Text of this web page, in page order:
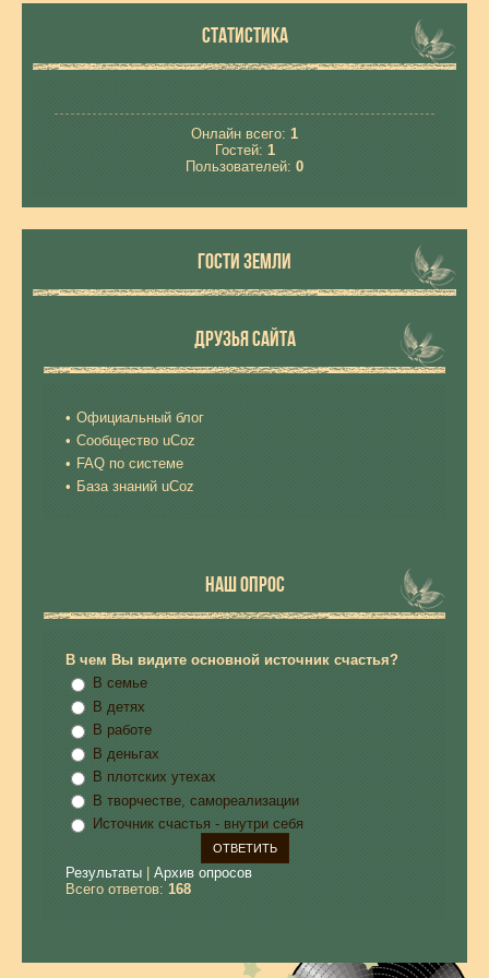
СТАТИСТИКА
Онлайн всего: 1
Гостей: 1
Пользователей: 0
ГОСТИ ЗЕМЛИ
ДРУЗЬЯ САЙТА
Официальный блог
Сообщество uCoz
FAQ по системе
База знаний uCoz
НАШ ОПРОС
В чем Вы видите основной источник счастья?
В семье
В детях
В работе
В деньгах
В плотских утехах
В творчестве, самореализации
Источник счастья - внутри себя
Результаты
Архив опросов
Всего ответов: 168